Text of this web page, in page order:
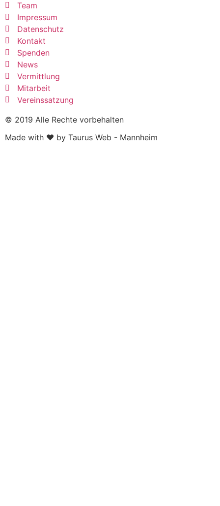
Team
Impressum
Datenschutz
Kontakt
Spenden
News
Vermittlung
Mitarbeit
Vereinssatzung
© 2019 Alle Rechte vorbehalten
Made with ❤ by Taurus Web - Mannheim